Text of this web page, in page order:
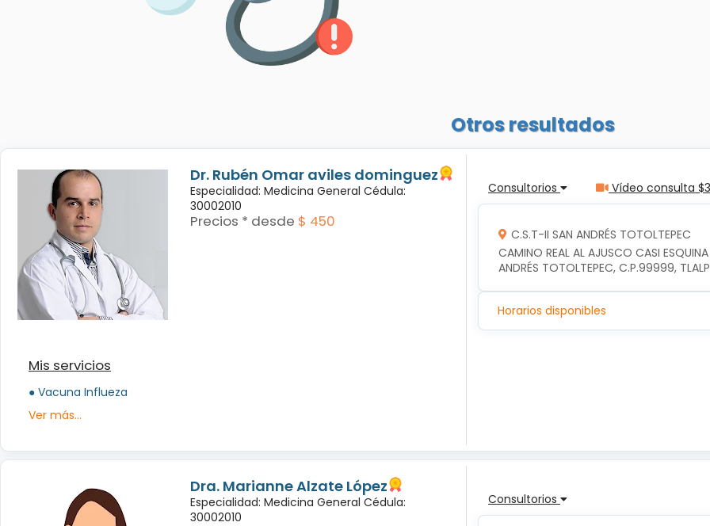
Otros resultados
Dr. Rubén Omar aviles dominguez
Especialidad: Medicina General Cédula:
30002010
Precios * desde $ 450
Mis servicios
● Vacuna Influeza
Ver más...
Consultorios Vídeo consulta
C.S.T-II SAN ANDRÉS TOTOLTEPEC
CAMINO REAL AL AJUSCO CASI
ANDRÉS TOTOLTEPEC, C.P.99999,
Horarios disponibles
Dra. Marianne Alzate López
Especialidad: Medicina General Cédula:
30002010
Consultorios